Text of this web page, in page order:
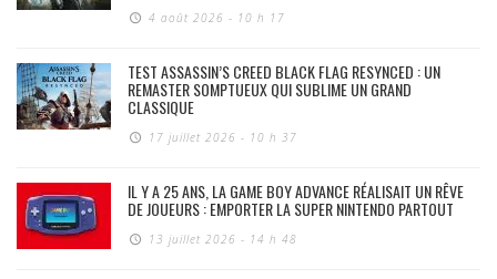
4 août 2026 - 10 h 17
TEST ASSASSIN’S CREED BLACK FLAG RESYNCED : UN
REMASTER SOMPTUEUX QUI SUBLIME UN GRAND
CLASSIQUE
17 juillet 2026 - 10 h 37
IL Y A 25 ANS, LA GAME BOY ADVANCE RÉALISAIT UN RÊVE
DE JOUEURS : EMPORTER LA SUPER NINTENDO PARTOUT
13 juillet 2026 - 14 h 48